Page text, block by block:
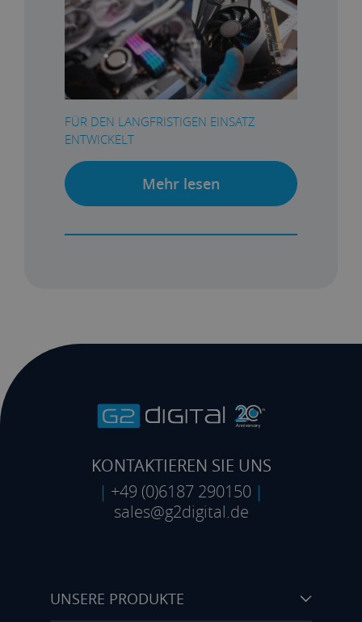
FÜR DEN LANGFRISTIGEN EINSATZ
ENTWICKELT
Mehr lesen
KONTAKTIEREN SIE UNS
| +49 (0)6187 290150 |
sales@g2digital.de
UNSERE PRODUKTE